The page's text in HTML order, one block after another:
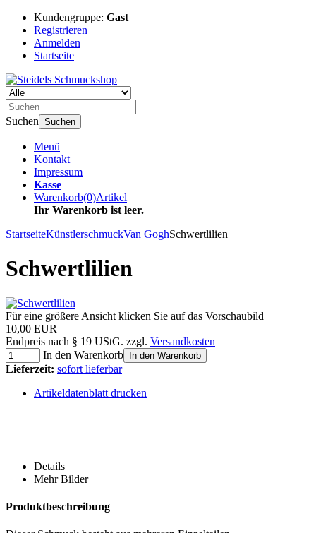
Kundengruppe: Gast
Registrieren
Anmelden
Startseite
Suchen Suchen
Menü
Kontakt
Impressum
Kasse
Warenkorb(0)Artikel
Ihr Warenkorb ist leer.
StartseiteKünstlerschmuckVan GoghSchwertlilien
Schwertlilien
Für eine größere Ansicht klicken Sie auf das Vorschaubild
10,00 EUR
Endpreis nach § 19 UStG. zzgl. Versandkosten
In den Warenkorb
In den Warenkorb
Lieferzeit: sofort lieferbar
Artikeldatenblatt drucken
Details
Mehr Bilder
Produktbeschreibung